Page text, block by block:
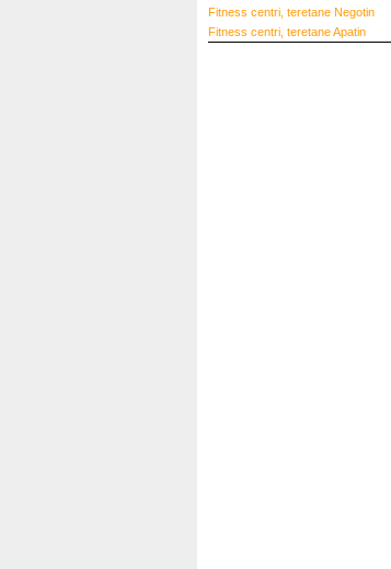
Fitness centri, teretane Negotin
Fitness centri, teretaneApatin